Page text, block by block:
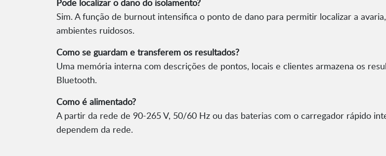
Pode localizar o dano do isolamento?
Sim. A função de burnout intensifica o ponto de dano para permitir localizar a
ambientes ruidosos.
Como se guardam e transferem os resultados?
Uma memória interna com descrições de pontos, locais e clientes armazena os
Bluetooth.
Como é alimentado?
A partir da rede de 90-265 V, 50/60 Hz ou das baterias com o carregador rápido
dependem da rede.